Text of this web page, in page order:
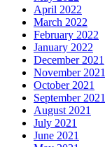
April 2022
March 2022
February 2022
January 2022
December 2021
November 2021
October 2021
September 2021
August 2021
July 2021
June 2021